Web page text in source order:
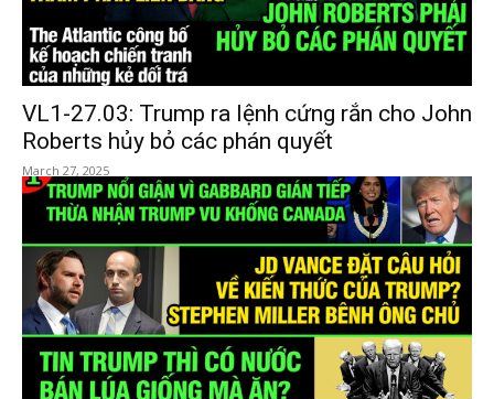
VL1-27.03: Trump ra lệnh cứng rắn cho John
Roberts hủy bỏ các phán quyết
March 27, 2025